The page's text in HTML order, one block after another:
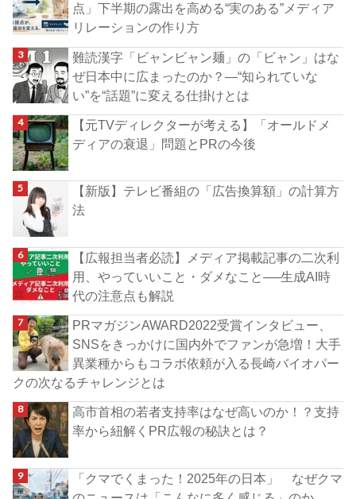
点」下半期の露出を高める“実のある”メディア
リレーションの作り方
難読漢字「ビャンビャン麺」の「ビャン」はな
ぜ日本中に広まったのか？―“知られていな
い”を“話題”に変える仕掛けとは
【元TVディレクターが考える】「オールドメ
ディアの衰退」問題とPRの今後
【新版】テレビ番組の「広告換算額」の計算方
法
【広報担当者必読】メディア掲載記事の二次利
用、やっていいこと・ダメなこと──生成AI時
代の注意点も解説
PRマガジンAWARD2022受賞インタビュー、
SNSをきっかけに国内外でファンが急増！大手
異業種からもコラボ依頼が入る長崎バイオパー
クの次なるチャレンジとは
高市首相の若者支持率はなぜ高いのか！？支持
率から紐解くPR広報の秘訣とは？
「クマでくまった！2025年の日本」 なぜクマ